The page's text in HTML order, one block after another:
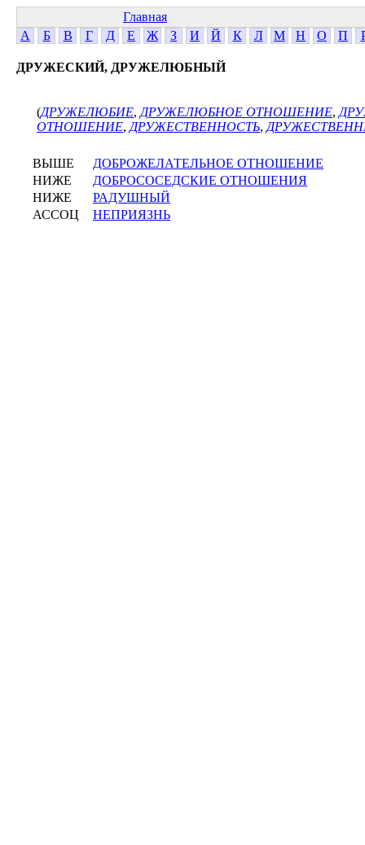
Главная
А
Б В Г Д Е Ж З И Й К Л М Н О П
ДРУЖЕСКИЙ, ДРУЖЕЛЮБНЫЙ
(ДРУЖЕЛЮБИЕ, ДРУЖЕЛЮБНОЕ ОТНОШЕНИЕ,
ОТНОШЕНИЕ, ДРУЖЕСТВЕННОСТЬ,
ВЫШЕ
ДОБРОЖЕЛАТЕЛЬНОЕ ОТНОШЕНИЕ
НИЖЕ
ДОБРОСОСЕДСКИЕ ОТНОШЕНИЯ
НИЖЕ
РАДУШНЫЙ
АССОЦ
НЕПРИЯЗНЬ